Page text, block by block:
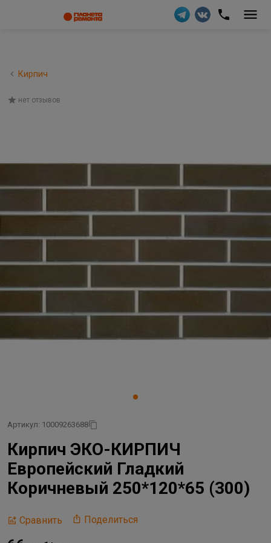
Кирпич
нет отзывов
Артикул: 10009263688
Кирпич ЭКО-КИРПИЧ
Европейский Гладкий
Коричневый 250*120*65 (300)
Сравнить Поделиться